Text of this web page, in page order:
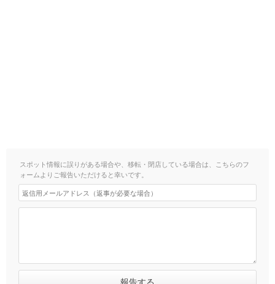
スポット情報に誤りがある場合や、移転・閉店している場合は、こちらのフ
ォームよりご報告いただけると幸いです。